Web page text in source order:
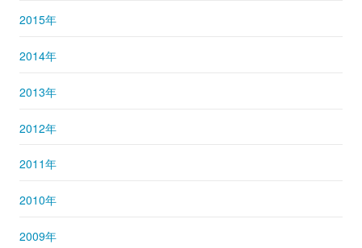
2015年
2014年
2013年
2012年
2011年
2010年
2009年